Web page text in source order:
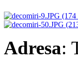
Adresa: